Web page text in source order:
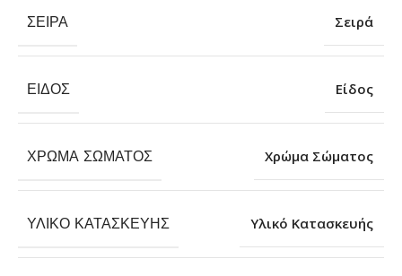
ΣΕΙΡΆ Σειρά
ΕΊΔΟΣ Είδος
ΧΡΏΜΑ ΣΏΜΑΤΟΣ Χρώμα Σώματος
ΥΛΙΚΌ ΚΑΤΑΣΚΕΥΉΣ Υλικό Κατασκευής